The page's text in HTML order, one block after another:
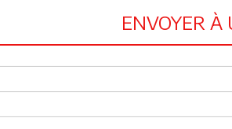
ENVOYER À